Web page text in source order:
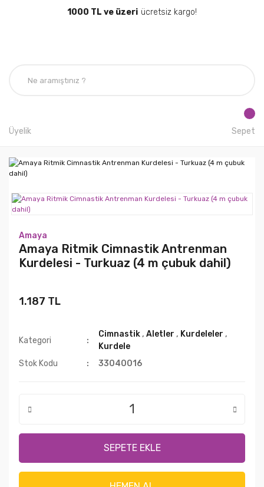
1000 TL ve üzeri ücretsiz kargo!
Üyelik Sepet
Amaya
Amaya Ritmik Cimnastik Antrenman
Kurdelesi - Turkuaz (4 m çubuk dahil)
1.187 TL
Kategori
Cimnastik,Aletler , Kurdeleler ,
Kurdele
Stok Kodu
33040016
SEPETE EKLE